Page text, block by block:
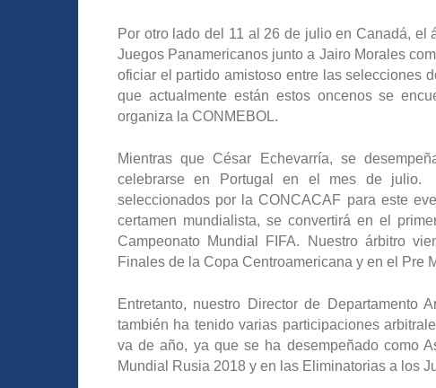
Por otro lado del 11 al 26 de julio en Canadá, el
Juegos Panamericanos junto a Jairo Morales
oficiar el partido amistoso entre las selecciones
que actualmente están estos oncenos se
organiza la CONMEBOL.
Mientras que César Echevarría, se
celebrarse en Portugal en el mes de
seleccionados por la CONCACAF para este
certamen mundialista, se convertirá en el
Campeonato Mundial FIFA. Nuestro árbitro
Finales de la Copa Centroamericana y en el Pre
Entretanto, nuestro Director de Departamento
también ha tenido varias participaciones
va de año, ya que se ha desempeñado como
Mundial Rusia 2018 y en las Eliminatorias a los